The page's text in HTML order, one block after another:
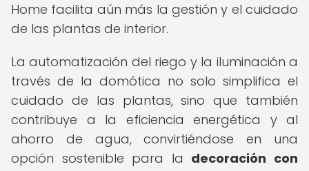
Home facilita aún más la gestión y el cuidado
de las plantas de interior.
La automatización del riego y la iluminación a
través de la domótica no solo simplifica el
cuidado de las plantas, sino que también
contribuye a la eficiencia energética y al
ahorro de agua, convirtiéndose en una
opción sostenible para la decoración con